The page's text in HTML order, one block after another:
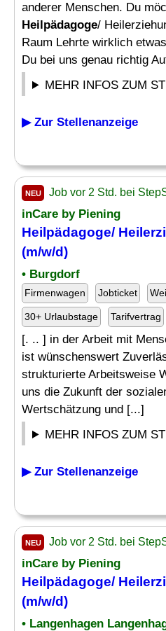
anderer Menschen. Du
Heilpädagoge/
Raum Lehrte wirklich
Du bei uns genau richtig
MEHR INFOS ZUM
▶ Zur Stellenanzeige
NEU Job vor 2 Std. bei
inCare by Piening
Heilpädagoge/
(m/w/d)
• Burgdorf
Firmenwagen Jobticket
30+ Urlaubstage Tarifvertrag
[. .. ] in der Arbeit mit
ist wünschenswert
strukturierte Arbeitsweise
uns die Zukunft der
Wertschätzung und [...]
MEHR INFOS ZUM
▶ Zur Stellenanzeige
NEU Job vor 2 Std. bei
inCare by Piening
Heilpädagoge/
(m/w/d)
• Langenhagen